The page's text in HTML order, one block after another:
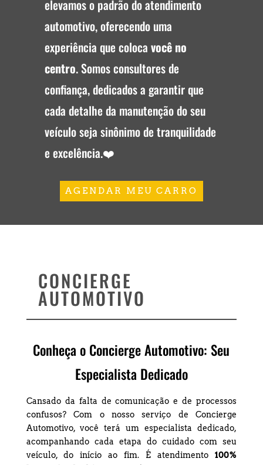
elevamos o padrão do atendimento
automotivo, oferecendo uma
experiência que colocavocê no
centro. Somos consultores de
confiança, dedicados a garantir que
cada detalhe da manutenção do seu
veículo seja sinônimo de tranquilidade
e excelência.❤️
AGENDAR MEU CARRO
CONCIERGE
AUTOMOTIVO
Conheça o Concierge Automotivo: Seu
Especialista Dedicado
Cansado da falta de comunicação e de processos
confusos? Com o nosso serviço de Concierge
Automotivo, você terá um especialista dedicado,
acompanhando cada etapa do cuidado com seu
veículo, do início ao fim. É atendimento100%